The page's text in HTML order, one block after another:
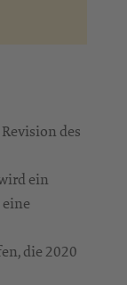
des
ein
die 2020